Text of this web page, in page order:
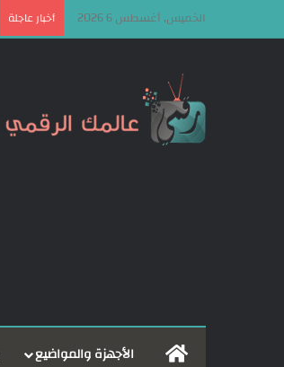
الخميس, أغسطس 6 2026 أخبار عاجلة
الرئيسيةالأجهزة والمواضيع